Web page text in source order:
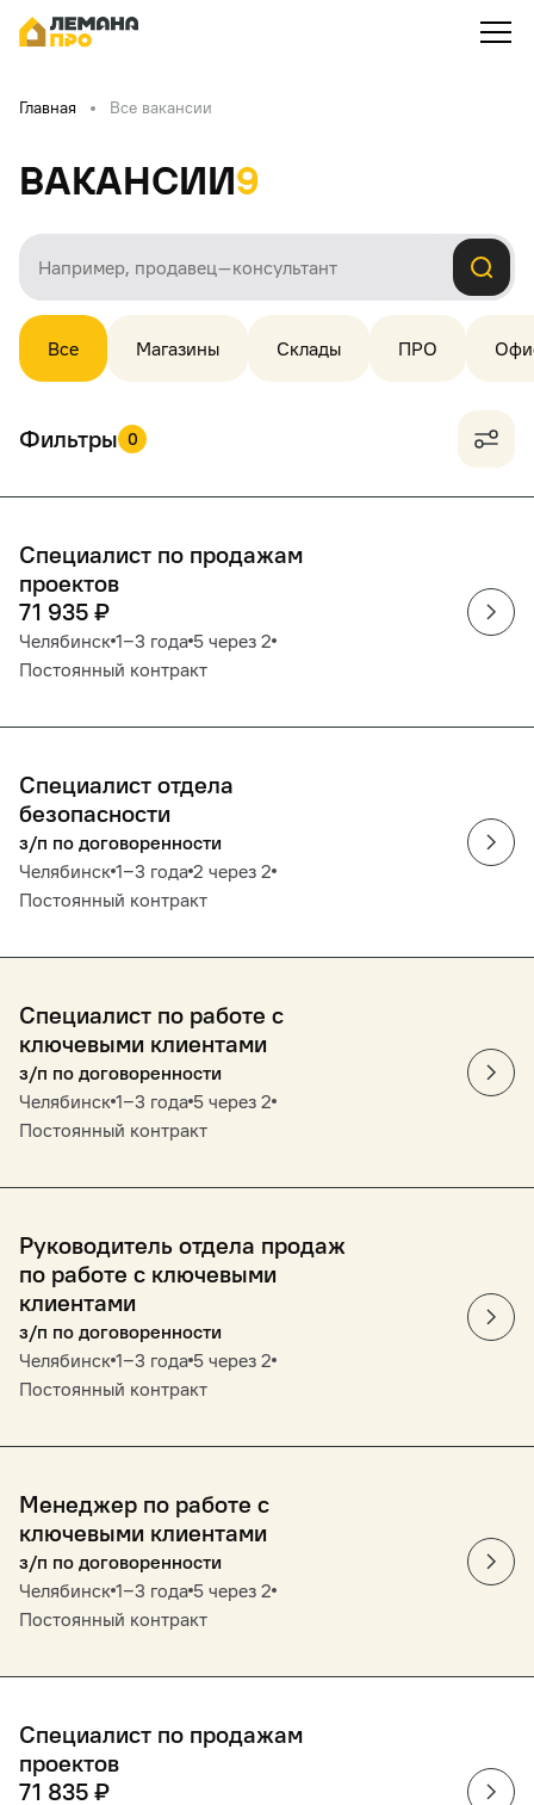
Главная Все вакансии
Вакансии9
Все Магазины Склады ПРО
Фильтры 0
Специалист по продажам
проектов
71 935 ₽
Челябинск 1‒3 года 5 через 2
Постоянный контракт
Специалист отдела
безопасности
з/п по договоренности
Челябинск 1‒3 года 2 через 2
Постоянный контракт
Специалист по работе с
ключевыми клиентами
з/п по договоренности
Челябинск 1‒3 года 5 через 2
Постоянный контракт
Руководитель отдела продаж
по работе с ключевыми
клиентами
з/п по договоренности
Челябинск 1‒3 года 5 через 2
Постоянный контракт
Менеджер по работе с
ключевыми клиентами
з/п по договоренности
Челябинск 1‒3 года 5 через 2
Постоянный контракт
Специалист по продажам
проектов
71 835 ₽